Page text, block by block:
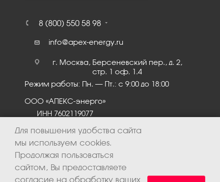
8 (800) 550 58 98
info@apex-energy.ru
г. Москва, Берсеневский пер., д. 2,
стр. 1 оф. 1.4
Режим работы: Пн. – Пт.: с 9:00 до 18:00
ООО «АПЕКС-энерго»
ИНН 7602119077
Для повышения удобства сайта
мы используем cookies.
Продолжая пользоваться
сайтом, Вы предоставляете
согласие на обработку ваших